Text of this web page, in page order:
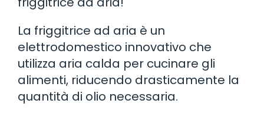
La friggitrice ad aria è un
elettrodomestico innovativo che
utilizza aria calda per cucinare gli
alimenti, riducendo drasticamente la
quantità di olio necessaria.